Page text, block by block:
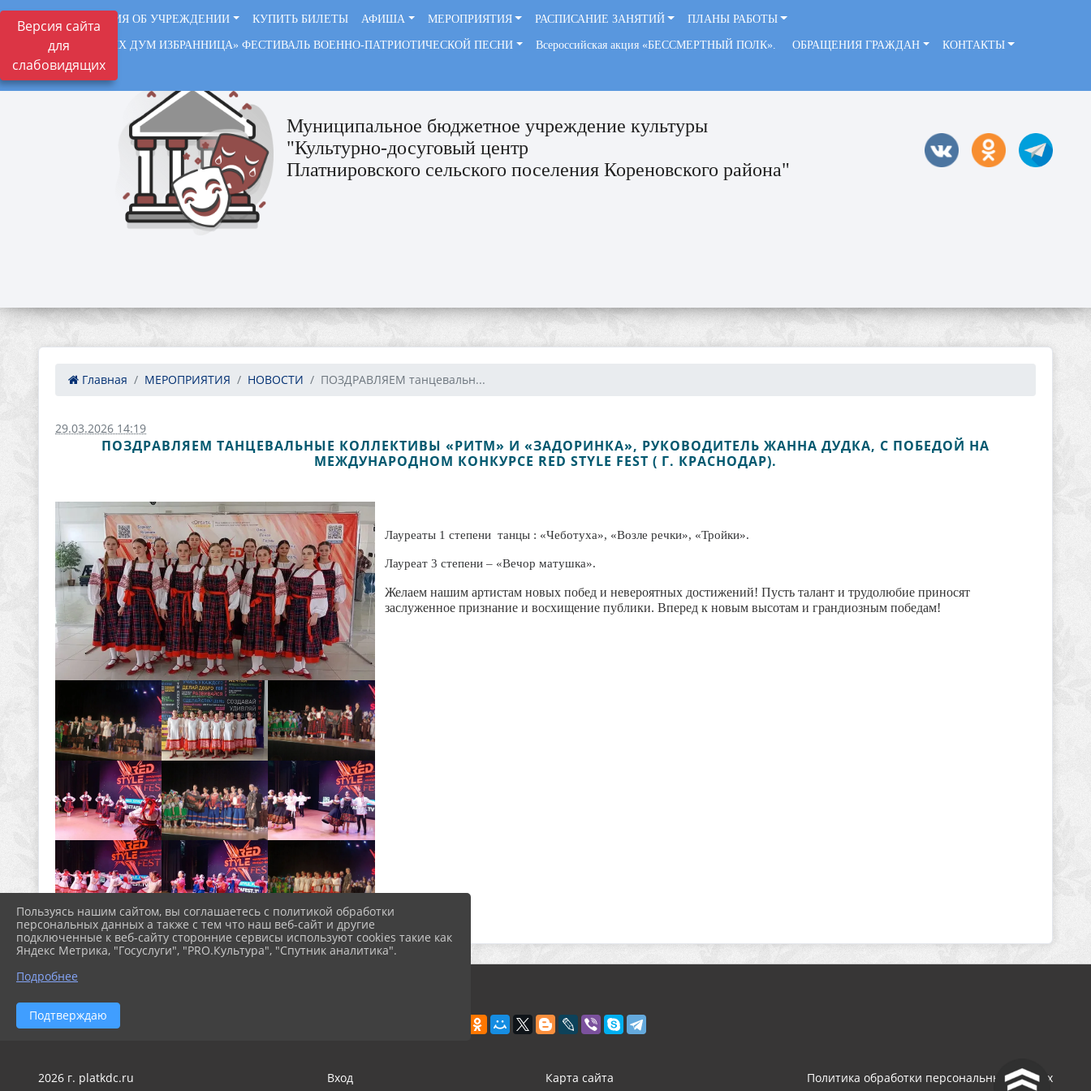
Версия сайта
для
слабовидящих
Муниципальное бюджетное учреждение культуры
"Культурно-досуговый центр
Платнировского сельского поселения Кореновского района"
СВЕДЕНИЯ ОБ УЧРЕЖДЕНИИ КУПИТЬ БИЛЕТЫ АФИША МЕРОПРИЯТИЯ РАСПИСАНИЕ ЗАНЯТИЙ ПЛАНЫ РАБОТЫ
«СОЛДАТСКИХ ДУМ ИЗБРАННИЦА» ФЕСТИВАЛЬ ВОЕННО-ПАТРИОТИЧЕСКОЙ ПЕСНИ Всероссийская акция «БЕССМЕРТНЫЙ ПОЛК». ОБРАЩЕНИЯ ГРАЖДАН КОНТАКТЫ
ВАЖНО
Главная МЕРОПРИЯТИЯ НОВОСТИ ПОЗДРАВЛЯЕМ танцевальн...
29.03.2026 14:19
ПОЗДРАВЛЯЕМ ТАНЦЕВАЛЬНЫЕ КОЛЛЕКТИВЫ «РИТМ» И «ЗАДОРИНКА», РУКОВОДИТЕЛЬ ЖАННА ДУДКА, С ПОБЕДОЙ НА
МЕЖДУНАРОДНОМ КОНКУРСЕ RED STYLE FEST ( Г. КРАСНОДАР).
Лауреаты 1 степени танцы : «Чеботуха», «Возле речки», «Тройки».
Лауреат 3 степени – «Вечор матушка».
Желаем нашим артистам новых побед и невероятных достижений! Пусть талант и трудолюбие приносят
заслуженное признание и восхищение публики. Вперед к новым высотам и грандиозным победам!
^
2026 г. platkdc.ru Вход Карта сайта Политика обработки персональных данных
Пользуясь нашим сайтом, вы соглашаетесь с политикой обработки
персональных данных а также с тем что наш веб-сайт и другие
подключенные к веб-сайту сторонние сервисы используют cookies такие как
Яндекс Метрика, "Госуслуги", "PRO.Культура", "Спутник аналитика".
Подробнее
Подтверждаю